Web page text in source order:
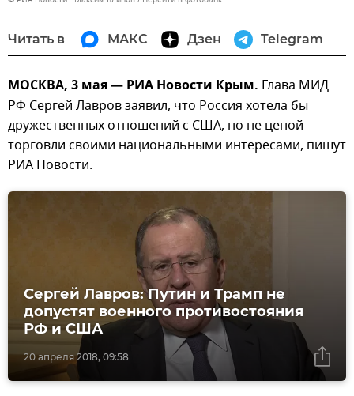
Читать в МАКС Дзен Telegram
МОСКВА, 3 мая — РИА Новости Крым. Глава МИД
РФ Сергей Лавров заявил, что Россия хотела бы
дружественных отношений с США, но не ценой
торговли своими национальными интересами, пишут
РИА Новости.
20 апреля 2018, 09:58
Сергей Лавров: Путин и Трамп не
допустят военного противостояния
РФ и США